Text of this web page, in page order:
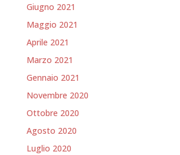
Giugno 2021
Maggio 2021
Aprile 2021
Marzo 2021
Gennaio 2021
Novembre 2020
Ottobre 2020
Agosto 2020
Luglio 2020